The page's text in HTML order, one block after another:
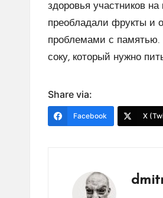
здоровья участников
преобладали фрукты и
проблемами с памятью.
соку, который нужно
Share via:
Facebook X